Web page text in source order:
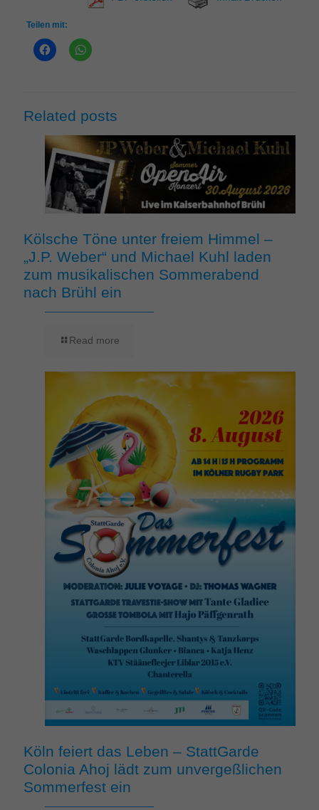
Teilen mit:
Related posts
Kölsche Töne unter freiem Himmel –
„J.P. Weber“ und Michael Kuhl laden
zum musikalischen Sommerabend
nach Brühl ein
Read more
Köln feiert das Leben – StattGarde
Colonia Ahoj lädt zum unvergeßlichen
Sommerfest ein